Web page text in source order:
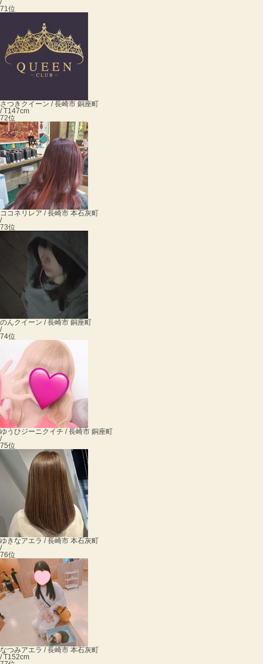
/
71位
さつき クイーン / 長崎市 銅座町
/ T147cm
72位
ココネ リレア / 長崎市 本石灰町
/
73位
のんクイーン / 長崎市 銅座町
/
74位
ゆうひジーニクイチ / 長崎市 銅座町
/
75位
ゆきなアエラ / 長崎市 本石灰町
/
76位
なつみアエラ / 長崎市 本石灰町
/ T152cm